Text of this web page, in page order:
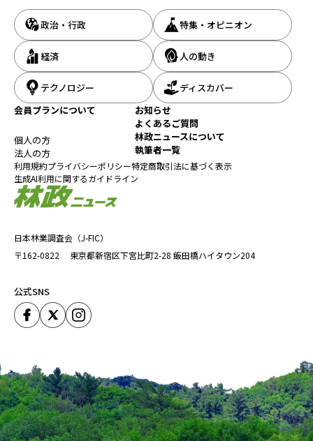
ー
ジ
送
り
日本林業調査会（J-FIC）
〒162-0822
東京都新宿区下宮比町2-28 飯田橋ハイタウン204
公式SNS
政治・行政 特集・オピニオン
経済 人の動き
テクノロジー
ディスカバー
会員プランについて
個人の方
法人の方
お知らせ
よくあるご質問
林政ニュースについて
執筆者一覧
利用規約プライバシーポリシー特定商取引法に基づく表示
生成AI利用に関するガイドライン